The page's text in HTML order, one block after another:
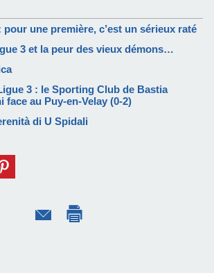
pour une première, c’est un sérieux raté
3 et la peur des vieux démons…
3 : le Sporting Club de Bastia
face au Puy-en-Velay (0-2)
di U Spidali